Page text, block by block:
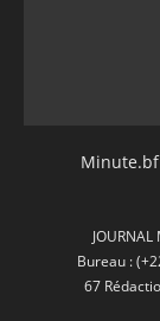
Bureau :
67